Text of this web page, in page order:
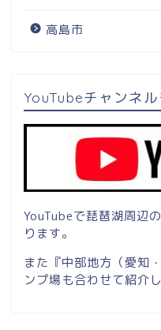
高島市
YouTubeチャンネル
YouTubeで琵琶湖周辺
ります。
また『中部地方（愛知
ンプ場も合わせて紹介